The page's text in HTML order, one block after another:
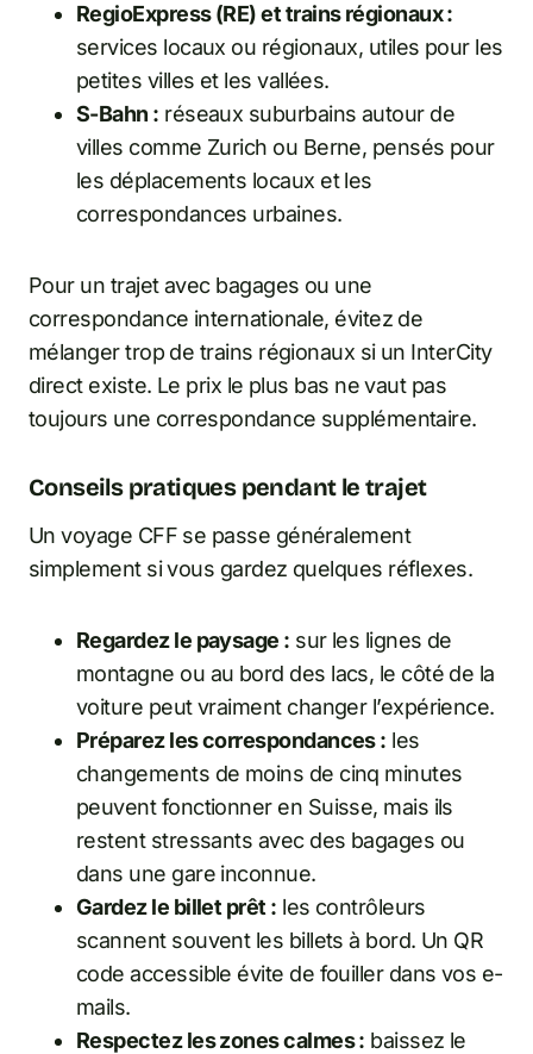
RegioExpress (RE) et trains régionaux :
services locaux ou régionaux, utiles pour les
petites villes et les vallées.
S-Bahn : réseaux suburbains autour de
villes comme Zurich ou Berne, pensés pour
les déplacements locaux et les
correspondances urbaines.
Pour un trajet avec bagages ou une
correspondance internationale, évitez de
mélanger trop de trains régionaux si un InterCity
direct existe. Le prix le plus bas ne vaut pas
toujours une correspondance supplémentaire.
Conseils pratiques pendant le trajet
Un voyage CFF se passe généralement
simplement si vous gardez quelques réflexes.
Regardez le paysage : sur les lignes de
montagne ou au bord des lacs, le côté de la
voiture peut vraiment changer l’expérience.
Préparez les correspondances : les
changements de moins de cinq minutes
peuvent fonctionner en Suisse, mais ils
restent stressants avec des bagages ou
dans une gare inconnue.
Gardez le billet prêt : les contrôleurs
scannent souvent les billets à bord. Un QR
code accessible évite de fouiller dans vos e-
mails.
Respectez les zones calmes : baissez le